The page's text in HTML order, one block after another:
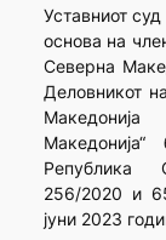
Уставниот
основа на
Северна
Деловникот
Република
256/2020 и
јуни 2023